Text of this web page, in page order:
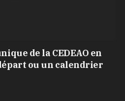
de la CEDEAO en
ou un calendrier